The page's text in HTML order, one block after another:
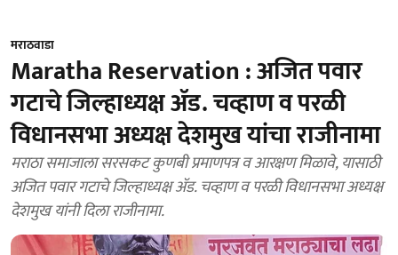
मराठवाडा
Maratha Reservation : अजित पवार
गटाचे जिल्हाध्यक्ष ॲड. चव्हाण व परळी
विधानसभा अध्यक्ष देशमुख यांचा राजीनामा
मराठा समाजाला सरसकट कुणबी प्रमाणपत्र व आरक्षण मिळावे, यासाठी
अजित पवार गटाचे जिल्हाध्यक्ष ॲड. चव्हाण व परळी विधानसभा अध्यक्ष
देशमुख यांनी दिला राजीनामा.